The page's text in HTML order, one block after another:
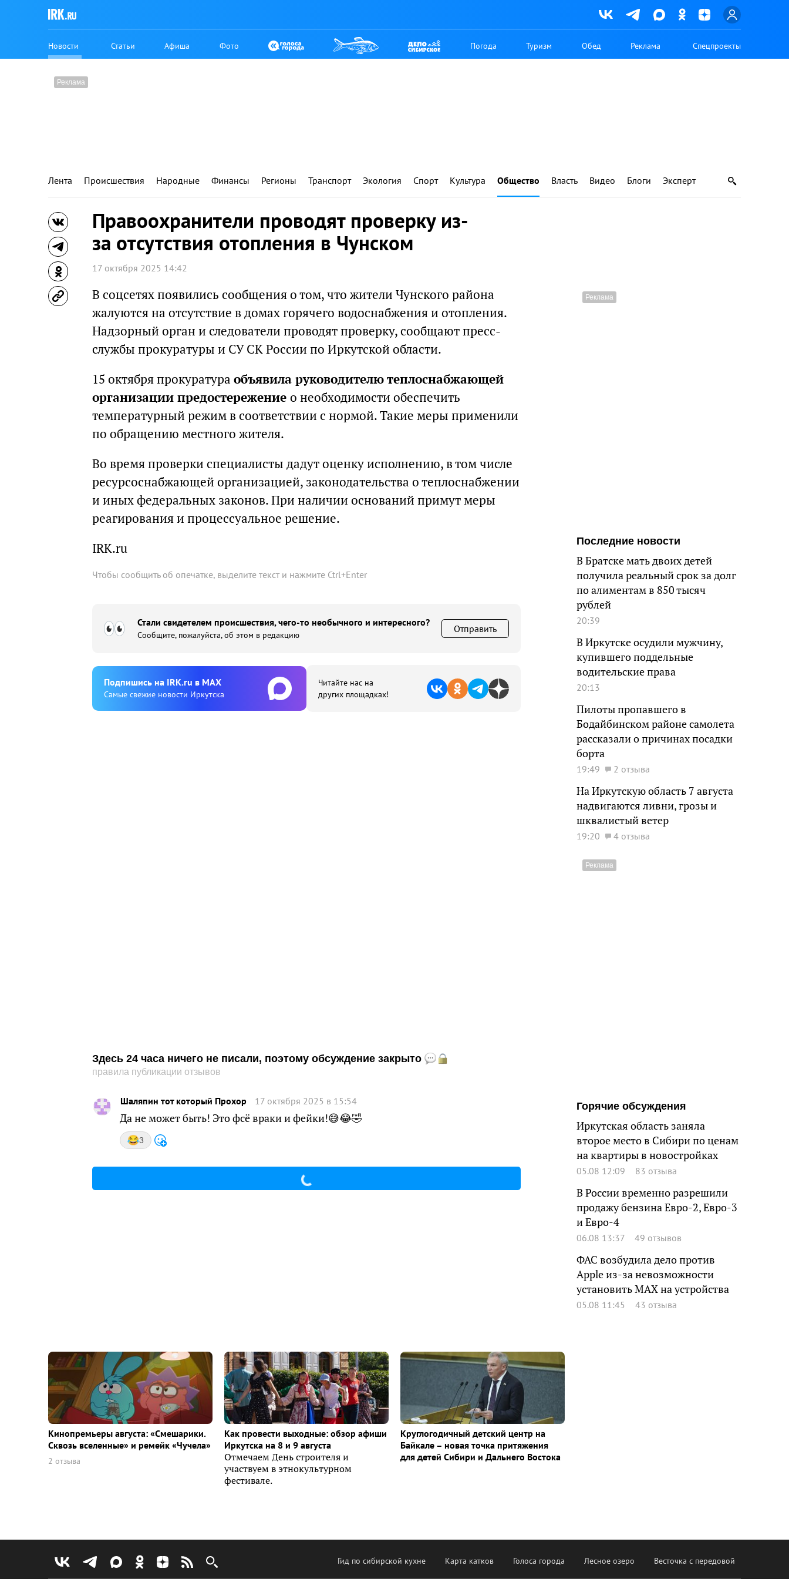
Новости Статьи Афиша Фото Погода Туризм Обед Реклама Спецпроекты
Лента Происшествия Народные Финансы Регионы Транспорт Экология Спорт Культура Общество Власть Видео Блоги Эксперт
Правоохранители проводят проверку из-
за отсутствия отопления в Чунском
17 октября 2025 14:42
В соцсетях появились сообщения о том, что жители Чунского района
жалуются на отсутствие в домах горячего водоснабжения и отопления.
Надзорный орган и следователи проводят проверку, сообщают пресс-
службы прокуратуры и СУ СК России по Иркутской области.
15 октября прокуратура объявила руководителю теплоснабжающей
организации предостережение о необходимости обеспечить
температурный режим в соответствии с нормой. Такие меры применили
по обращению местного жителя.
Во время проверки специалисты дадут оценку исполнению, в том числе
ресурсоснабжающей организацией, законодательства о теплоснабжении
и иных федеральных законов. При наличии оснований примут меры
реагирования и процессуальное решение.
IRK.ru
Чтобы сообщить об опечатке, выделите текст и нажмите Ctrl+Enter
Стали свидетелем происшествия, чего-то необычного и интересного?
Сообщите, пожалуйста, об этом в редакцию
Отправить
Подпишиcь на IRK.ru в MAX
Cамые свежие новости Иркутска
Читайте нас на
других площадках!
Здесь 24 часа ничего не писали, поэтому обсуждение закрыто
правила публикации отзывов
Шаляпин тот который Прохор 17 октября 2025 в 15:54
Да не может быть! Это фсё враки и фейки!😅😂🤣
3
Последние новости
В Братске мать двоих детей
получила реальный срок за долг
по алиментам в 850 тысяч
рублей
20:39
В Иркутске осудили мужчину,
купившего поддельные
водительские права
20:13
Пилоты пропавшего в
Бодайбинском районе самолета
рассказали о причинах посадки
борта
19:49 2 отзыва
На Иркутскую область 7 августа
надвигаются ливни, грозы и
шквалистый ветер
19:20 4 отзыва
Горячие обсуждения
Иркутская область заняла
второе место в Сибири по ценам
на квартиры в новостройках
05.08 12:09 83 отзыва
В России временно разрешили
продажу бензина Евро-2, Евро-3
и Евро-4
06.08 13:37 49 отзывов
ФАС возбудила дело против
Apple из-за невозможности
установить MAX на устройства
05.08 11:45 43 отзыва
Кинопремьеры августа: «Смешарики.
Сквозь вселенные» и ремейк «Чучела»
2 отзыва
Как провести выходные: обзор афиши
Иркутска на 8 и 9 августа
Отмечаем День строителя и
участвуем в этнокультурном
фестивале.
Круглогодичный детский центр на
Байкале – новая точка притяжения
для детей Сибири и Дальнего Востока
Гид по сибирской кухне Карта катков Голоса города Лесное озеро Весточка с передовой